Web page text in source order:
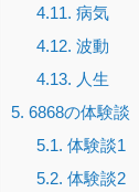
4.11. 病気
4.12. 波動
4.13. 人生
5. 6868の体験談
5.1. 体験談1
5.2. 体験談2